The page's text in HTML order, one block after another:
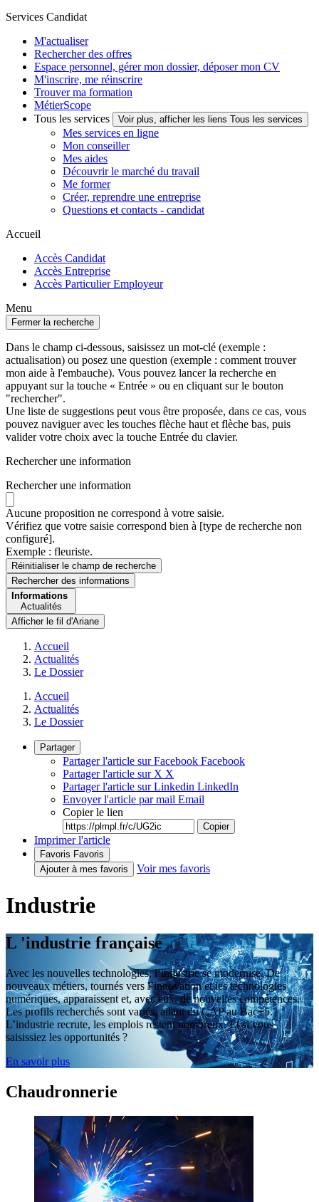
Services Candidat
M'actualiser
Rechercher des offres
Espace personnel, gérer mon dossier, déposer mon CV
M'inscrire, me réinscrire
Trouver ma formation
MétierScope
Tous les services
Voir plus, afficher les liens Tous les services
Mes services en ligne
Mon conseiller
Mes aides
Découvrir le marché du travail
Me former
Créer, reprendre une entreprise
Questions et contacts - candidat
Accueil
Accès Candidat
Accès Entreprise
Accès Particulier Employeur
Menu
Fermer la recherche
Dans le champ ci-dessous, saisissez un mot-clé (exemple :
actualisation) ou posez une question (exemple : comment trouver
mon aide à l'embauche). Vous pouvez lancer la recherche en
appuyant sur la touche « Entrée » ou en cliquant sur le bouton
"rechercher".
Une liste de suggestions peut vous être proposée, dans ce cas, vous
pouvez naviguer avec les touches flèche haut et flèche bas, puis
valider votre choix avec la touche Entrée du clavier.
Rechercher une information
Rechercher une information
Aucune proposition ne correspond à votre saisie.
Vérifiez que votre saisie correspond bien à [type de recherche non
configuré].
Exemple : fleuriste.
Réinitialiser le champ de recherche
Rechercherdes informations
Informations
Actualités
Afficher le fil d'Ariane
Accueil
Actualités
Le Dossier
Accueil
Actualités
Le Dossier
Partager
Partager l'article sur Facebook Facebook
Partager l'article sur X X
Partager l'article sur Linkedin LinkedIn
Envoyer l'article par mail Email
Copier le lien
Copier
Imprimer l'article
Favoris Favoris
Ajouter à mes favoris
Voir mes favoris
Industrie
L 'industrie française
Avec les nouvelles technologies, l’industrie se modernise. De
nouveaux métiers, tournés vers l’innovation et les technologies
numériques, apparaissent et, avec eux, de nouvelles compétences.
Les profils recherchés sont variés, allant du CAP au Bac+5.
L’industrie recrute, les emplois restent nombreux. Et si vous
saisissiez les opportunités ?
En savoir plus
Chaudronnerie